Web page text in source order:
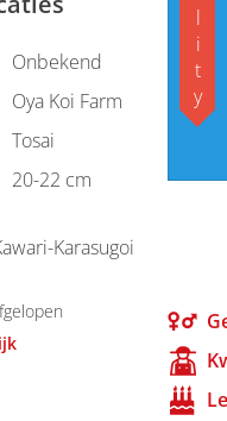
Onbekend
Oya Koi Farm
Tosai
20-22 cm
Karasugoi